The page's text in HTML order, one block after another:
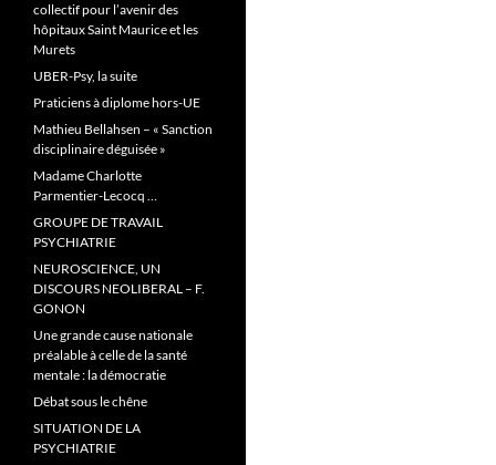
collectif pour l’avenir des
hôpitaux Saint Maurice et les
Murets
UBER-Psy, la suite
Praticiens à diplome hors-UE
Mathieu Bellahsen – « Sanction
disciplinaire déguisée »
Madame Charlotte
Parmentier-Lecocq …
GROUPE DE TRAVAIL
PSYCHIATRIE
NEUROSCIENCE, UN
DISCOURS NEOLIBERAL – F.
GONON
Une grande cause nationale
préalable à celle de la santé
mentale : la démocratie
Débat sous le chêne
SITUATION DE LA
PSYCHIATRIE